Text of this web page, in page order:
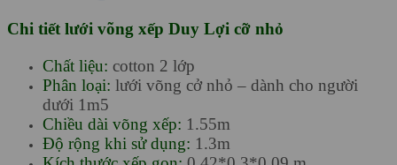
Chi tiết lưới võng xếp Duy Lợi cỡ nhỏ
Chất liệu: cotton 2 lớp
Phân loại: lưới võng cở nhỏ – dành cho người
dưới 1m5
Chiều dài võng xếp: 1.55m
Độ rộng khi sử dụng: 1.3m